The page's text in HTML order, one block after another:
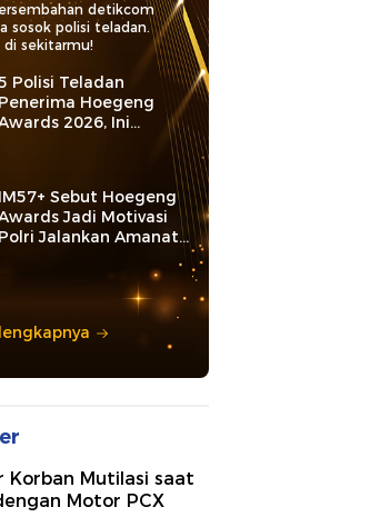
detikcom
sosok polisi teladan.
di sekitarmu!
Polisi Teladan
Penerima Hoegeng
2026, Ini
Kategori dan Kiprahnya
IM57+ Sebut Hoegeng
Jadi Motivasi
Polri Jalankan Amanat
Korban Mutilasi saat
Motor PCX